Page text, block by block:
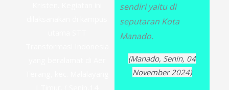
sendiri yaitu di
seputaran Kota
Manado.
(Manado, Senin, 04
November 2024)